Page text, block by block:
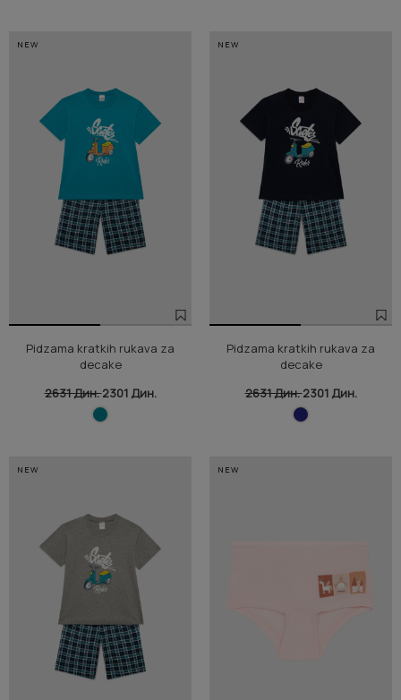
NEW
Pidzama kratkih rukava za
decake
2631 Дин.2301 Дин.
NEW
Pidzama kratkih rukava za
decake
2631 Дин.2301 Дин.
NEW NEW